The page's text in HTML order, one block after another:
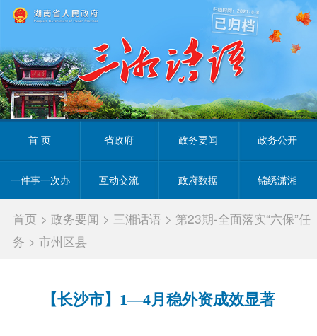
首 页 省政府 政务要闻 政务公开
一件事一次办 互动交流 政府数据 锦绣潇湘
首页 >政务要闻 > 三湘话语 > 第23期-全面落实“六保”任
务 >市州区县
【长沙市】1—4月稳外资成效显著